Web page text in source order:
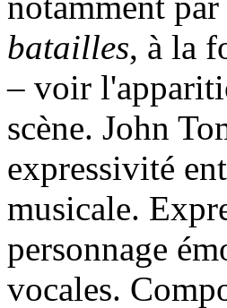
batailles, à la
– voir
scène. John
expressivité
musicale.
personnage
vocales.